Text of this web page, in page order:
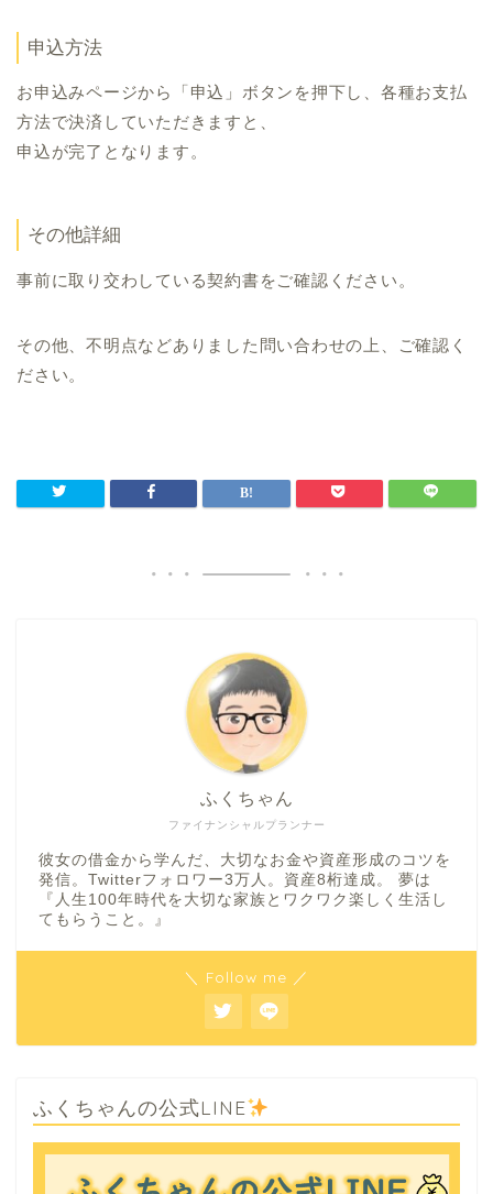
申込方法
お申込みページから「申込」ボタンを押下し、各種お支払
方法で決済していただきますと、
申込が完了となります。
その他詳細
事前に取り交わしている契約書をご確認ください。
その他、不明点などありました問い合わせの上、ご確認く
ださい。
ファイナンシャルプランナー
ふくちゃん
彼女の借金から学んだ、大切なお金や資産形成のコツを
発信。Twitterフォロワー3万人。資産8桁達成。 夢は
『人生100年時代を大切な家族とワクワク楽しく生活し
てもらうこと。』
＼ Follow me ／
ふくちゃんの公式LINE